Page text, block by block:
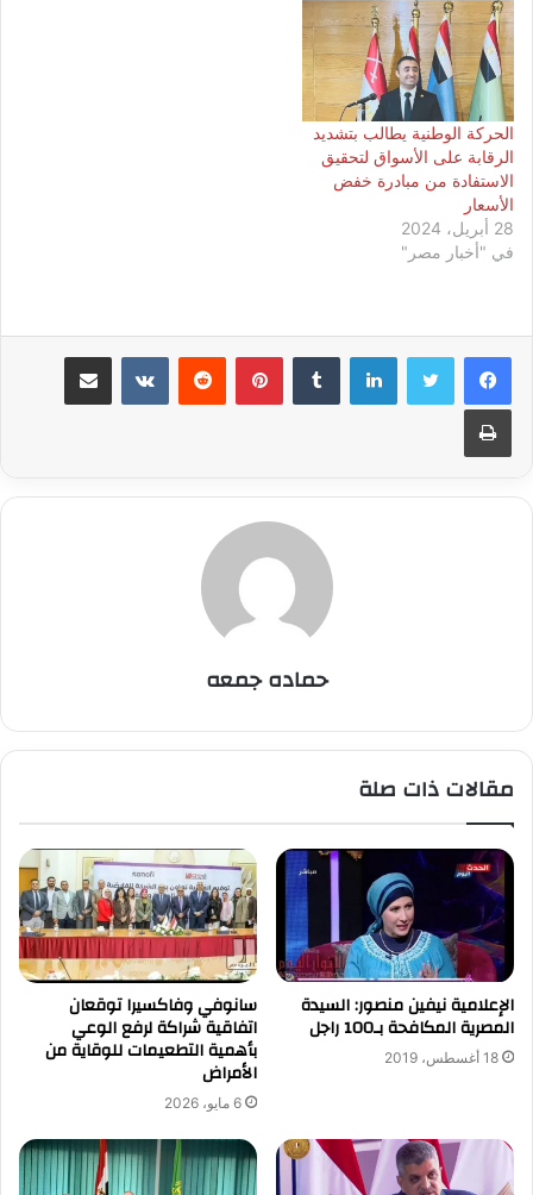
الحركة الوطنية يطالب بتشديد
الرقابة على الأسواق لتحقيق
الاستفادة من مبادرة خفض
الأسعار
28 أبريل، 2024
في "أخبار مصر"
لينكدإن بينتيريست مشاركة عبر البريد
طباعة
حماده جمعه
مقالات ذات صلة
الإعلامية نيفين منصور: السيدة
المصرية المكافحة بـ100 راجل
18 أغسطس، 2019
سانوفي وفاكسيرا توقعان
اتفاقية شراكة لرفع الوعي
بأهمية التطعيمات للوقاية من
الأمراض
6 مايو، 2026